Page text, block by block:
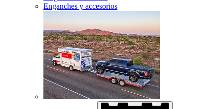
Enganches y accesorios